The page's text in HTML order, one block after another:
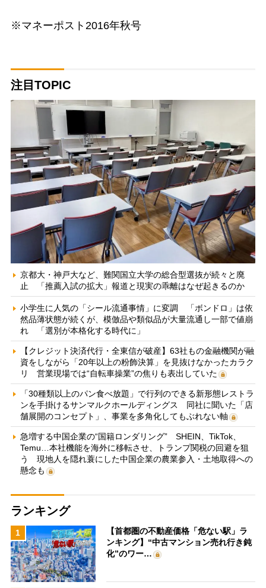
※マネーポスト2016年秋号
注目TOPIC
京都大・神戸大など、難関国立大学の総合型選抜が続々と廃
止 「推薦入試の拡大」報道と現実の乖離はなぜ起きるのか
小学生に人気の「シール流通事情」に変調 「ボンドロ」は依
然品薄状態が続くが、模倣品や類似品が大量流通し一部で値崩
れ 「選別が本格化する時代に」
【クレジット決済代行・全東信が破産】63社もの金融機関が融
資をしながら「20年以上の粉飾決算」を見抜けなかったカラク
リ 営業現場では“自転車操業”の焦りも表出していた
「30種類以上のパン食べ放題」で行列のできる新形態レストラ
ンを手掛けるサンマルクホールディングス 同社に聞いた「店
舗展開のコンセプト」、事業を多角化してもぶれない軸
急増する中国企業の“国籍ロンダリング” SHEIN、TikTok、
Temu…本社機能を海外に移転させ、トランプ関税の回避を狙
う 現地人を隠れ蓑にした中国企業の農業参入・土地取得への
懸念も
ランキング
1
【首都圏の不動産価格「危ない駅」ラ
ンキング】“中古マンション売れ行き鈍
化”のワー…